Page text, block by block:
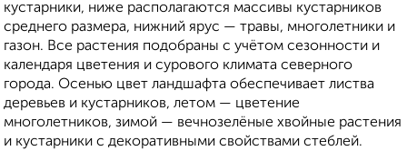
кустарники, ниже располагаются массивы кустарников
среднего размера, нижний ярус — травы, многолетники и
газон. Все растения подобраны с учётом сезонности и
календаря цветения и сурового климата северного
города. Осенью цвет ландшафта обеспечивает листва
деревьев и кустарников, летом — цветение
многолетников, зимой — вечнозелёные хвойные растения
и кустарники с декоративными свойствами стеблей.